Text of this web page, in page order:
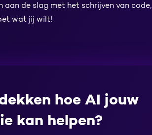
aan de slag met het schrijven van code,
wat jij wilt!
hoe AI jouw
kan helpen?